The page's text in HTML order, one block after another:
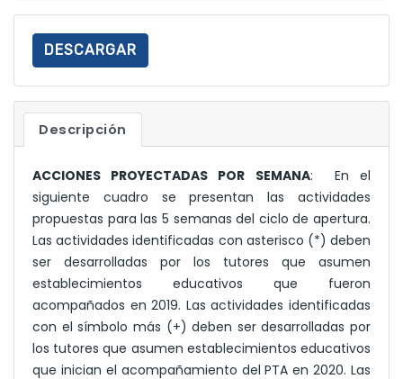
DESCARGAR
Descripción
ACCIONES PROYECTADAS POR SEMANA: En el
siguiente cuadro se presentan las actividades
propuestas para las 5 semanas del ciclo de apertura.
Las actividades identificadas con asterisco (*) deben
ser desarrolladas por los tutores que asumen
establecimientos educativos que fueron
acompañados en 2019. Las actividades identificadas
con el símbolo más (+) deben ser desarrolladas por
los tutores que asumen establecimientos educativos
que inician el acompañamiento del PTA en 2020. Las